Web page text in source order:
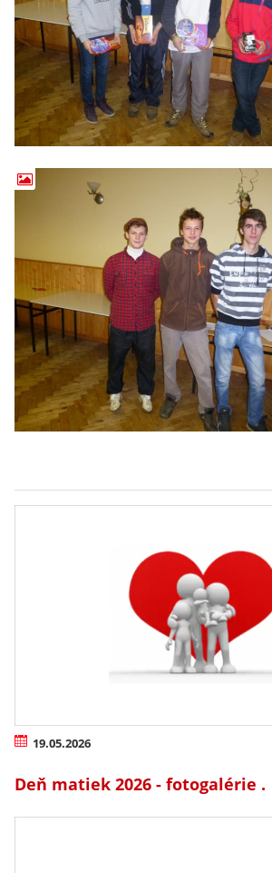
19.05.2026
Deň matiek 2026 - fotogalérie .